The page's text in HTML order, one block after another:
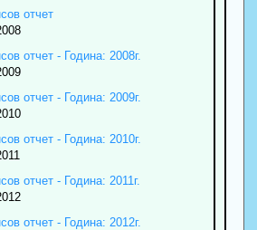
отчет
отчет - Година: 2008г.
отчет - Година: 2009г.
отчет - Година: 2010г.
отчет - Година: 2011г.
отчет - Година: 2012г.